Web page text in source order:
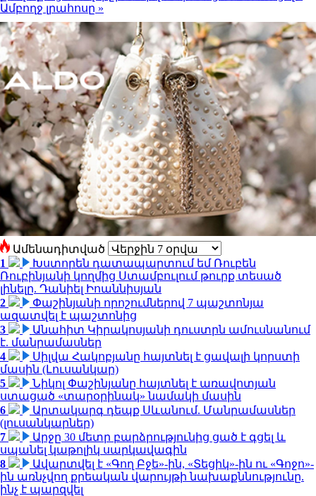
Ամբողջ լրահոսը »
Ամենադիտված
1
Խստորեն դատապարտում եմ Ռուբեն
Ռուբինյանի կողմից Ստամբուլում թուրք տեսած
լինելը. Դանիել Իոաննիսյան
2
Փաշինյանի որոշումներով 7 պաշտոնյա
ազատվել է պաշտոնից
3
Անահիտ Կիրակոսյանի դուստրն ամուսնանում
է. մանրամասներ
4
Սիլվա Հակոբյանը հայտնել է ցավալի կորստի
մասին (Լուսանկար)
5
Նիկոլ Փաշինյանը հայտնել է առավոտյան
ստացած «տարօրինակ» նամակի մասին
6
Արտակարգ դեպք Սևանում. Մանրամասներ
(լուսանկարներ)
7
Արջը 30 մետր բարձրությունից ցած է գցել և
սպանել կաթոլիկ սարկավագին
8
Ավարտվել է «Գող Բջե»-ին, «Տեցիկ»-ին ու «Գոջո»-
ին առնչվող քրեական վարույթի նախաքննությունը.
ինչ է պարզվել